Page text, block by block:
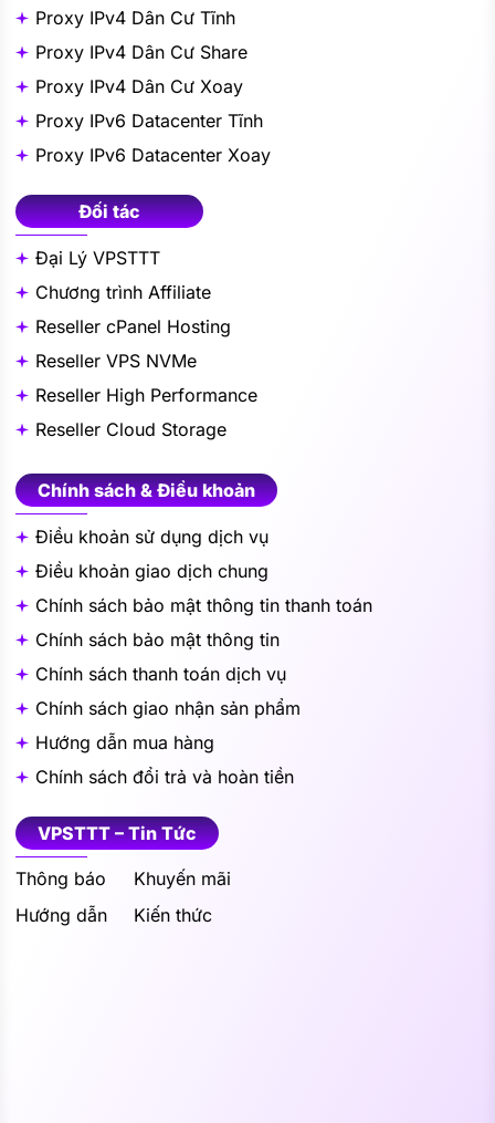
Proxy IPv4 Dân Cư Tĩnh
Proxy IPv4 Dân Cư Share
Proxy IPv4 Dân Cư Xoay
Proxy IPv6 Datacenter Tĩnh
Proxy IPv6 Datacenter Xoay
Đối tác
Đại Lý VPSTTT
Chương trình Affiliate
Reseller cPanel Hosting
Reseller VPS NVMe
Reseller High Performance
Reseller Cloud Storage
Chính sách & Điều khoản
Điều khoản sử dụng dịch vụ
Điều khoản giao dịch chung
Chính sách bảo mật thông tin thanh toán
Chính sách bảo mật thông tin
Chính sách thanh toán dịch vụ
Chính sách giao nhận sản phẩm
Hướng dẫn mua hàng
Chính sách đổi trả và hoàn tiền
VPSTTT – Tin Tức
Thông báo
Khuyến mãi
Hướng dẫn
Kiến thức